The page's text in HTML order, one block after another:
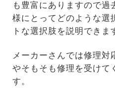
も豊富にありますので過
様にとってどのような選
トな選択肢を説明できま
メーカーさんでは修理対
やそもそも修理を受けて
す。